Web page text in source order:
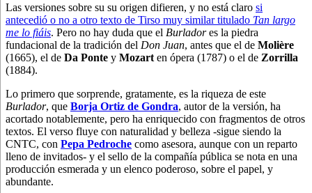
Las versiones sobre su su origen difieren, y no está claro si
antecedió o no a otro texto de Tirso muy similar titulado Tan largo
me lo fiáis. Pero no hay duda que el Burladores la piedra
fundacional de la tradición del Don Juan, antes que el de Molière
(1665), el de Da Ponte y Mozart en ópera (1787) o el de Zorrilla
(1884).
Lo primero que sorprende, gratamente, es la riqueza de este
Burlador, que Borja Ortiz de Gondra, autor de la versión, ha
acortado notablemente, pero ha enriquecido con fragmentos de otros
textos. El verso fluye con naturalidad y belleza -sigue siendo la
CNTC, con Pepa Pedroche como asesora, aunque con un reparto
lleno de invitados- y el sello de la compañía pública se nota en una
producción esmerada y un elenco poderoso, sobre el papel, y
abundante.